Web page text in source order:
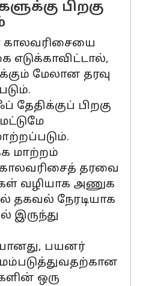
பிறகு
எடுக்காவிட்டால்,
மேலான தரவு
தேதிக்குப் பிறகு
மாற்றம்
தரவை
வழியாக அணுக
தகவல் நேரடியாக
இருந்து
பயனர்
ஒரு